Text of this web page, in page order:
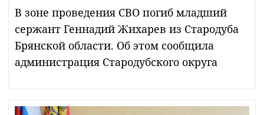
В зоне проведения СВО погиб младший
сержант Геннадий Жихарев из Стародуба
Брянской области. Об этом сообщила
администрация Стародубского округа